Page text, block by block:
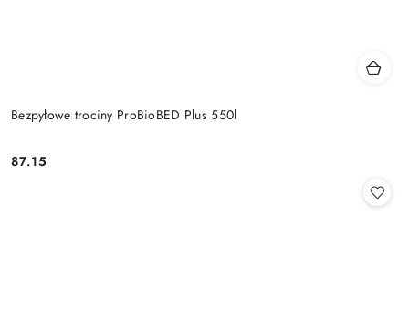
Bezpyłowe trociny ProBioBED Plus 550l
Cena:
87.15